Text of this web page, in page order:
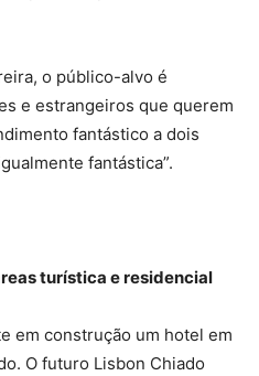
o público-alvo é
e estrangeiros que querem
fantástico a dois
fantástica”.
turística e residencial
em construção um hotel em
O futuro Lisbon Chiado